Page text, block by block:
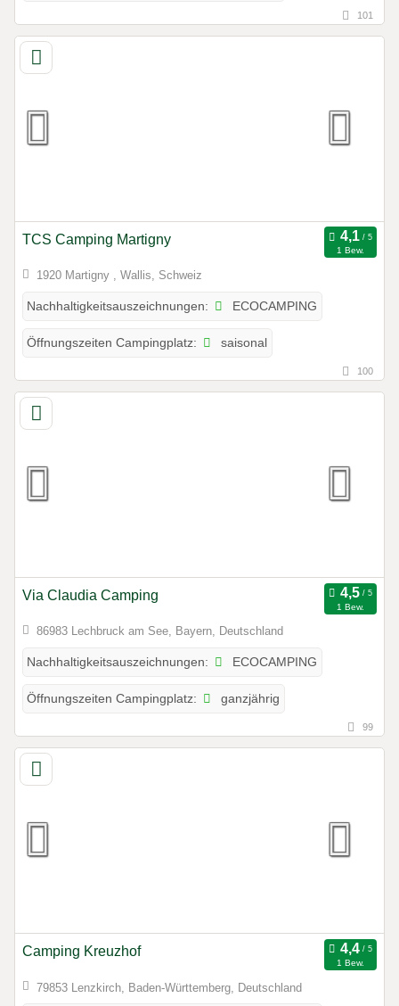
101
TCS Camping Martigny
1 Bew.
1920 Martigny , Wallis, Schweiz
Nachhaltigkeitsauszeichnungen: ECOCAMPING
Öffnungszeiten Campingplatz: saisonal
100
Via Claudia Camping
1 Bew.
86983 Lechbruck am See, Bayern, Deutschland
Nachhaltigkeitsauszeichnungen: ECOCAMPING
Öffnungszeiten Campingplatz: ganzjährig
99
Camping Kreuzhof
1 Bew.
79853 Lenzkirch, Baden-Württemberg, Deutschland